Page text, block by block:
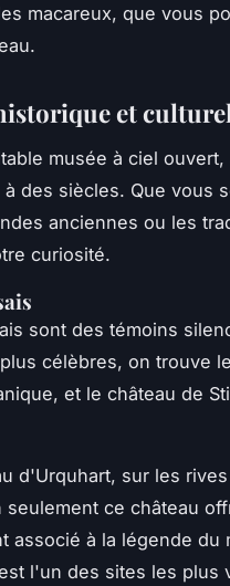
macareux, que vous
et
musée à ciel
des siècles. Que vous
anciennes ou les
curiosité.
sont des témoins
célèbres, on trouve
et le château de
d'Urquhart, sur les
seulement ce château
associé à la légende du
l'un des sites les plus